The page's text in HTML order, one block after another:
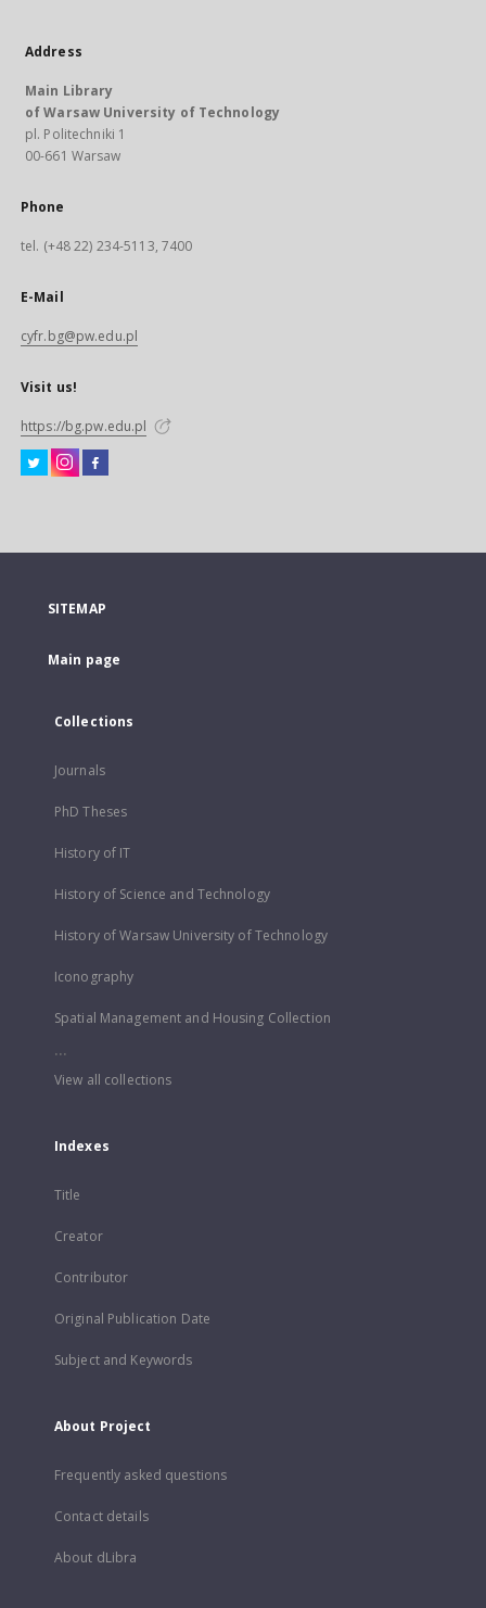
Address
Main Library
of Warsaw University of Technology
pl. Politechniki 1
00-661 Warsaw
Phone
tel. (+48 22) 234-5113, 7400
E-Mail
cyfr.bg@pw.edu.pl
Visit us!
https://bg.pw.edu.pl
SITEMAP
Main page
Collections
Journals
PhD Theses
History of IT
History of Science and Technology
History of Warsaw University of Technology
Iconography
Spatial Management and Housing Collection
...
View all collections
Indexes
Title
Creator
Contributor
Original Publication Date
Subject and Keywords
About Project
Frequently asked questions
Contact details
About dLibra